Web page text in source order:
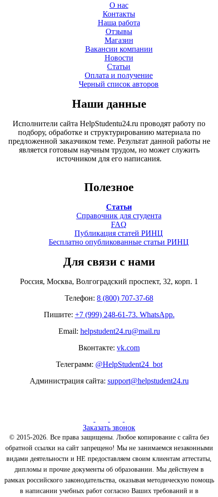
О нас
Контакты
Наша работа
Отзывы
Магазин
Вакансии компании
Новости
Статьи
Оплата и получение
Черный список авторов
Наши данные
Исполнители сайта HelpStudentu24.ru проводят работу по
подбору, обработке и структурированию материала по
предложенной заказчиком теме. Результат данной работы не
является готовым научным трудом, но может служить
источником для его написания.
Полезное
Статьи
Справочник для студента
FAQ
Публикация статей РИНЦ
Бесплатно опубликованные статьи РИНЦ
Для связи с нами
Россия, Москва, Волгоградский проспект, 32, корп. 1
Телефон: 8 (800) 707-37-68
Пишите: +7 (999) 248-61-73. WhatsApp.
Email: helpstudent24.ru@mail.ru
Вконтакте: vk.com
Телеграмм: @HelpStudent24_bot
Администрация сайта: support@helpstudent24.ru
Заказать звонок
© 2015-2026. Все права защищены. Любое копирование с сайта без
обратной ссылки на сайт запрещено! Мы не занимаемся незаконными
видами деятельности и НЕ предоставляем своим клиентам аттестаты,
дипломы и прочие документы об образовании. Мы действуем в
рамках российского законодательства, оказывая методическую помощь
в написании учебных работ согласно Ваших требований и в